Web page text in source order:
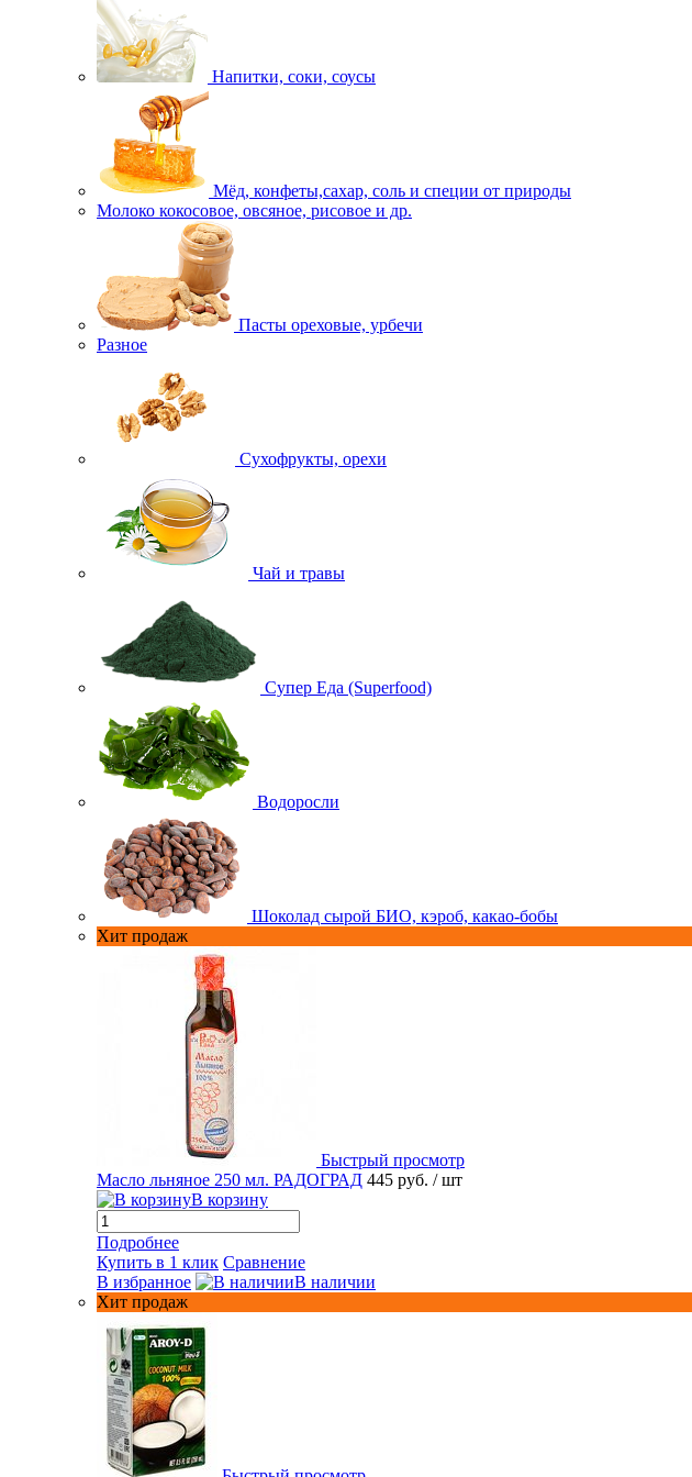
Напитки, соки, соусы
Мёд, конфеты,сахар, соль и специи от природы
Молоко кокосовое, овсяное, рисовое и др.
Пасты ореховые, урбечи
Разное
Сухофрукты, орехи
Чай и травы
Супер Еда (Superfood)
Водоросли
Шоколад сырой БИО, кэроб, какао-бобы
Хит продаж
Быстрый просмотр
Масло льняное 250 мл. РАДОГРАД 445 руб. / шт
В корзину
Подробнее
Купить в 1 клик Сравнение
В избранное
В наличии
Хит продаж